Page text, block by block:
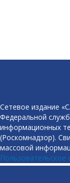
Сетевое издание
Федеральной
информационных
(Роскомнадзор).
массовой
Пользовательское